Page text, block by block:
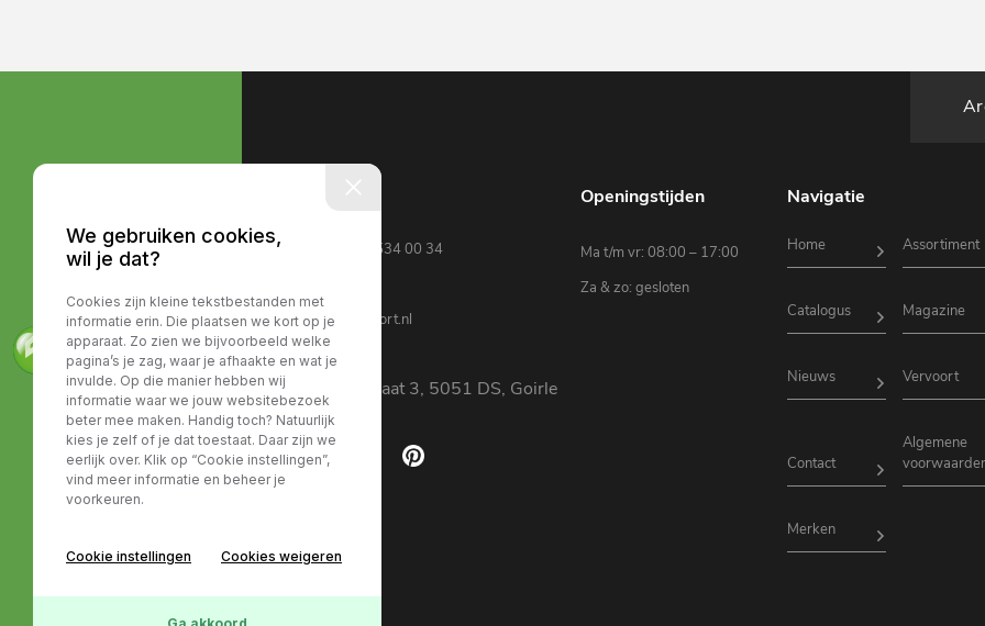
+31 (0)13 534 00 34
info@vervoort.nl
Edisonstraat 3, 5051 DS, Goirle
Openingstijden
Ma t/m vr: 08:00 – 17:00
Za & zo: gesloten
Navigatie
Home Assortiment
Catalogus Magazine
Nieuws Vervoort
Contact
Algemene
Merken
We gebruiken cookies,
wil je dat?
Cookies zijn kleine tekstbestanden met
informatie erin. Die plaatsen we kort op je
apparaat. Zo zien we bijvoorbeeld welke
pagina’s je zag, waar je afhaakte en wat je
invulde. Op die manier hebben wij
informatie waar we jouw websitebezoek
beter mee maken. Handig toch? Natuurlijk
kies je zelf of je dat toestaat. Daar zijn we
eerlijk over. Klik op “Cookie instellingen”,
vind meer informatie en beheer je
voorkeuren.
Cookie instellingen Cookies weigeren